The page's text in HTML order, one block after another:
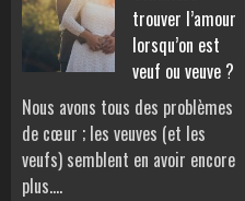
trouver l’amour
lorsqu’on est
veuf ou veuve ?
Nous avons tous des problèmes
de cœur ; les veuves (et les
veufs) semblent en avoir encore
plus.…